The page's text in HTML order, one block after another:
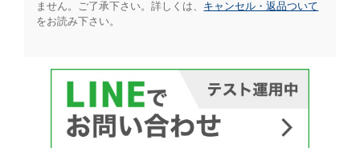
ません。ご了承下さい。詳しくは、 キャンセル・返品ついて
をお読み下さい。​